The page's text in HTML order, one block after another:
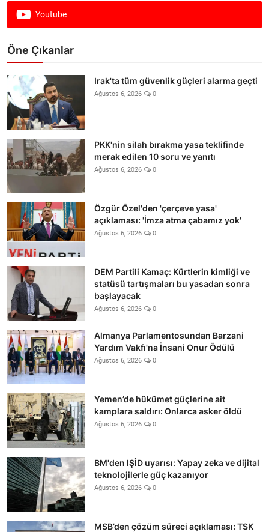
Youtube
Öne Çıkanlar
Irak'ta tüm güvenlik güçleri alarma geçti
Ağustos 6, 2026 0
PKK'nin silah bırakma yasa teklifinde
merak edilen 10 soru ve yanıtı
Ağustos 6, 2026 0
Özgür Özel'den 'çerçeve yasa'
açıklaması: 'İmza atma çabamız yok'
Ağustos 6, 2026 0
DEM Partili Kamaç: Kürtlerin kimliği ve
statüsü tartışmaları bu yasadan sonra
başlayacak
Ağustos 6, 2026 0
Almanya Parlamentosundan Barzani
Yardım Vakfı'na İnsani Onur Ödülü
Ağustos 6, 2026 0
Yemen’de hükümet güçlerine ait
kamplara saldırı: Onlarca asker öldü
Ağustos 6, 2026 0
BM'den IŞİD uyarısı: Yapay zeka ve dijital
teknolojilerle güç kazanıyor
Ağustos 6, 2026 0
MSB’den çözüm süreci açıklaması: TSK